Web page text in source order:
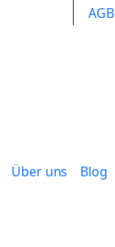
AGB
Über uns Blog